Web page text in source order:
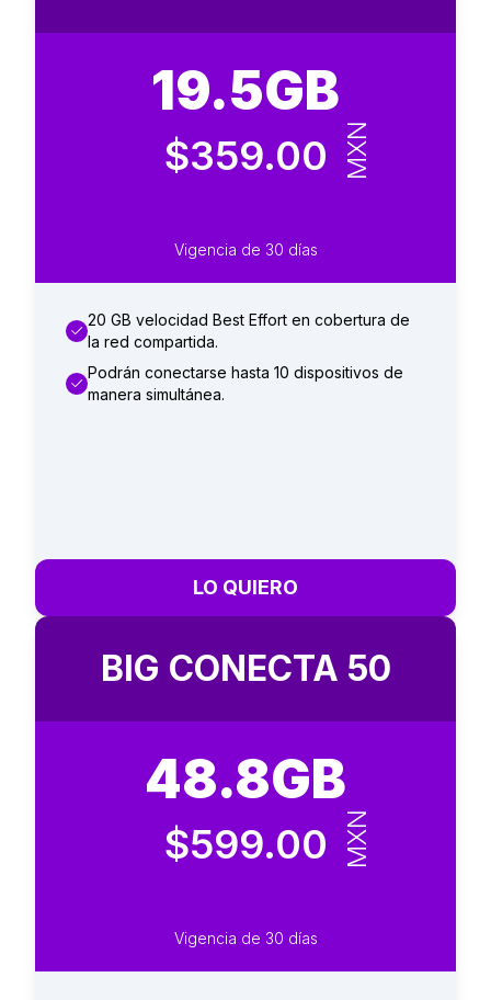
19.5GB
$359.00 MXN
Vigencia de 30 días
20 GB velocidad Best Effort en cobertura de
la red compartida.
Podrán conectarse hasta 10 dispositivos de
manera simultánea.
LO QUIERO
BIG CONECTA 50
48.8GB
$599.00 MXN
Vigencia de 30 días